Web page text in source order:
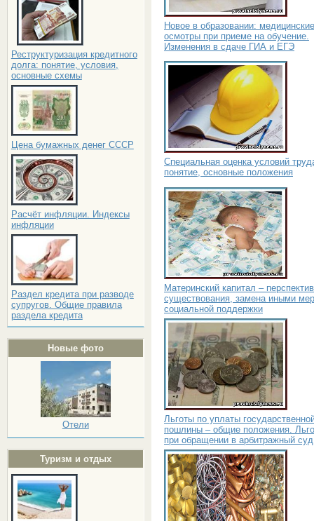
Реструктуризация кредитного
долга: понятие, условия,
основные схемы
Цена бумажных денег СССР
Расчёт инфляции. Индексы
инфляции
Раздел кредита при разводе
супругов. Общие правила
раздела кредита
Новые фото
Отели
Туризм и отдых
Новое в образовании: медицинские
осмотры при приеме на обучение.
Изменения в сдаче ГИА и ЕГЭ
Специальная оценка условий
понятие, основные положения
Материнский капитал –
существования, замена иными
социальной поддержки
Льготы по уплаты
пошлины – общие положения.
при обращении в арбитражный суд